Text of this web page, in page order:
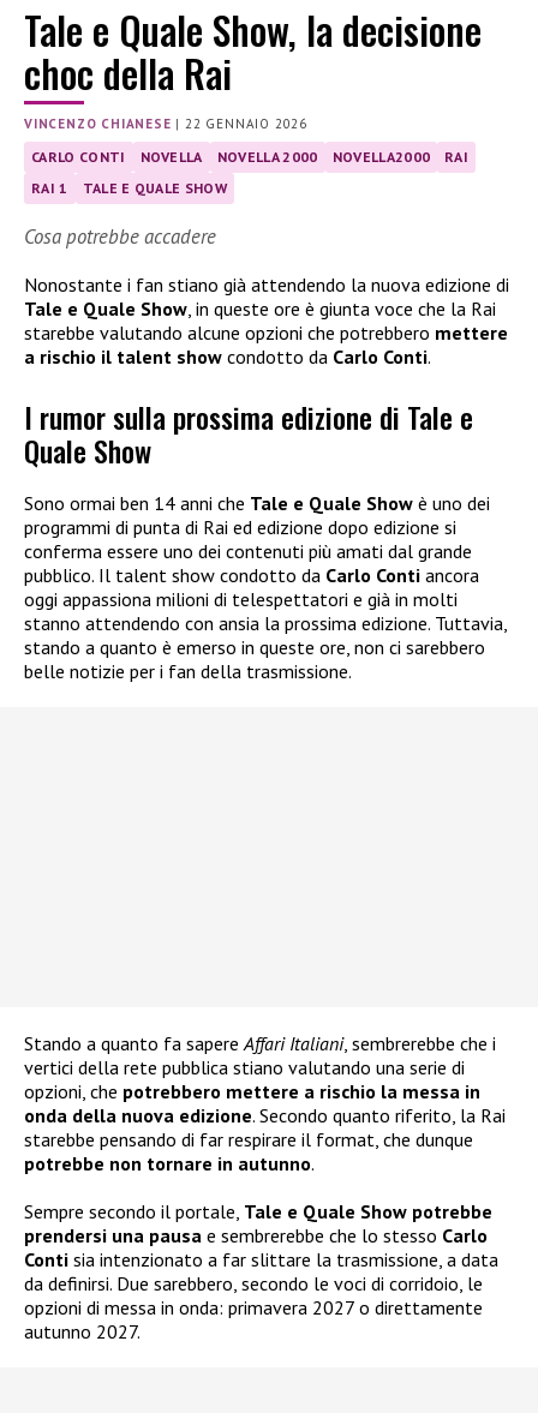
Tale e Quale Show, la decisione
choc della Rai
VINCENZO CHIANESE |22 GENNAIO 2026
CARLO CONTI NOVELLA NOVELLA 2000 NOVELLA2000
RAI
RAI 1
TALE E QUALE SHOW
Cosa potrebbe accadere
Nonostante i fan stiano già attendendo la nuova edizione di
Tale e Quale Show , in queste ore è giunta voce che la Rai
starebbe valutando alcune opzioni che potrebbero mettere
a rischio il talent show condotto da Carlo Conti.
I rumor sulla prossima edizione di Tale e
Quale Show
Sono ormai ben 14 anni che Tale e Quale Show è uno dei
programmi di punta di Rai ed edizione dopo edizione si
conferma essere uno dei contenuti più amati dal grande
pubblico. Il talent show condotto da Carlo Conti ancora
oggi appassiona milioni di telespettatori e già in molti
stanno attendendo con ansia la prossima edizione. Tuttavia,
stando a quanto è emerso in queste ore, non ci sarebbero
belle notizie per i fan della trasmissione.
Stando a quanto fa sapereAffari Italiani, sembrerebbe che i
vertici della rete pubblica stiano valutando una serie di
opzioni, che potrebbero mettere a rischio la messa in
onda della nuova edizione. Secondo quanto riferito, la Rai
starebbe pensando di far respirare il format, che dunque
potrebbe non tornare in autunno.
Sempre secondo il portale, Tale e Quale Show potrebbe
prendersi una pausa e sembrerebbe che lo stesso Carlo
Conti sia intenzionato a far slittare la trasmissione, a data
da definirsi. Due sarebbero, secondo le voci di corridoio, le
opzioni di messa in onda: primavera 2027 o direttamente
autunno 2027.